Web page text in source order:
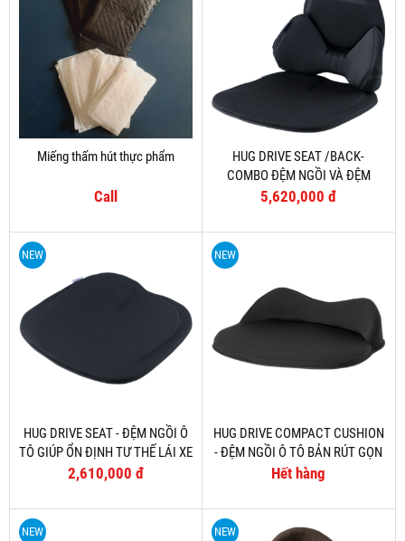
Miếng thấm hút thực phẩm
Call
HUG DRIVE SEAT /BACK-
COMBO ĐỆM NGỒI VÀ ĐỆM
LƯNG GIÚP ỔN ĐỊNH TƯ THẾ LÁI
5,620,000 đ
NEW
HUG DRIVE SEAT - ĐỆM NGỒI Ô
TÔ GIÚP ỔN ĐỊNH TƯ THẾ LÁI XE
2,610,000 đ
NEW
HUG DRIVE COMPACT CUSHION
- ĐỆM NGỒI Ô TÔ BẢN RÚT GỌN
Hết hàng
NEW NEW